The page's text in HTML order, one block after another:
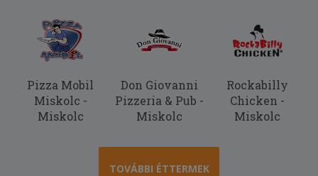
Pizza Mobil
Miskolc -
Miskolc
Don Giovanni
Pizzeria & Pub -
Miskolc
Rockabilly
Chicken -
Miskolc
TOVÁBBI ÉTTERMEK